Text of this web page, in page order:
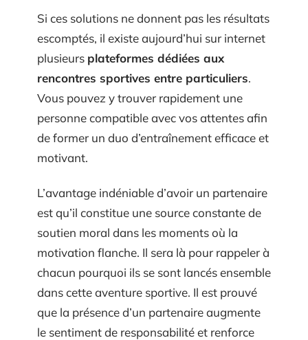
Si ces solutions ne donnent pas les résultats
escomptés, il existe aujourd’hui sur internet
plusieurs plateformes dédiées aux
rencontres sportives entre particuliers.
Vous pouvez y trouver rapidement une
personne compatible avec vos attentes afin
de former un duo d’entraînement efficace et
motivant.
L’avantage indéniable d’avoir un partenaire
est qu’il constitue une source constante de
soutien moral dans les moments où la
motivation flanche. Il sera là pour rappeler à
chacun pourquoi ils se sont lancés ensemble
dans cette aventure sportive. Il est prouvé
que la présence d’un partenaire augmente
le sentiment de responsabilité et renforce